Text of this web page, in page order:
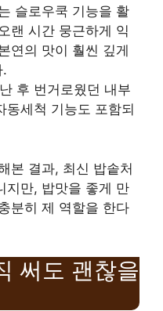
슬로우쿡 기능을 활
랜 시간 뭉근하게 익
연의 맛이 훨씬 깊게
.
후 번거로웠던 내부
동세척 기능도 포함되
본 결과, 최신 밥솥처
지만, 밥맛을 좋게 만
분히 제 역할을 한다
써도 괜찮을